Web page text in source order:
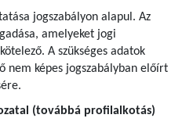
jogszabályon alapul. Az
amelyeket jogi
A szükséges adatok
nem képes jogszabályban előírt
(továbbá profilalkotás)